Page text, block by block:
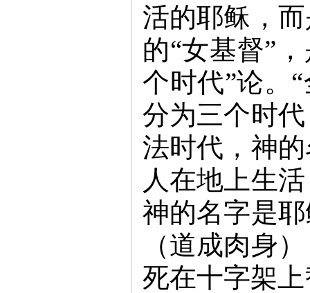
活的耶稣，
的“女基督”
个时代”论。
分为三个时
法时代，神
人在地上生
神的名字是
（道成肉身
死在十字架